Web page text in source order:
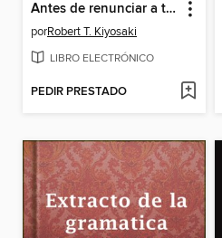
Antes de renunciar a tu empleo
porRobert T. Kiyosaki
LIBRO ELECTRÓNICO
PEDIR PRESTADO